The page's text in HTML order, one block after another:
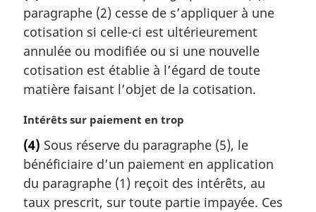
e
m
a
g
i
a
l
e
:
paragraphe (2) cesse de s’appliquer à une
cotisation si celle-ci est ultérieurement
annulée ou modifiée ou si une nouvelle
cotisation est établie à l’égard de toute
matière faisant l’objet de la cotisation.
N
t
e
m
a
Intérêts sur paiement en trop
(4) Sous réserve du paragraphe (5), le
bénéficiaire d’un paiement en application
du paragraphe (1) reçoit des intérêts, au
taux prescrit, sur toute partie impayée. Ces